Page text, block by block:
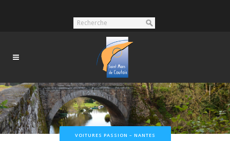
VOITURES PASSION – NANTES